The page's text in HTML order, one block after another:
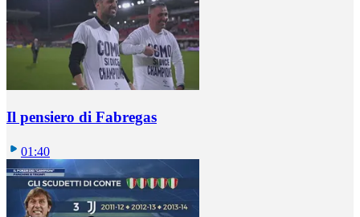
Il pensiero di Fabregas
01:40